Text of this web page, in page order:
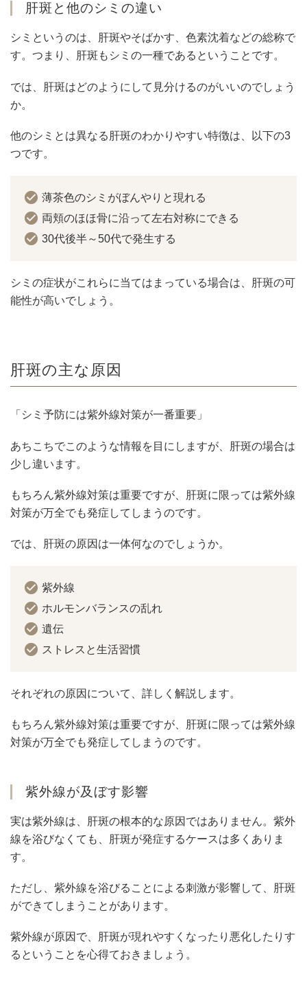
肝斑と他のシミの違い
シミというのは、肝斑やそばかす、色素沈着などの総称で
す。つまり、肝斑もシミの一種であるということです。
では、肝斑はどのようにして見分けるのがいいのでしょう
か。
他のシミとは異なる肝斑のわかりやすい特徴は、以下の3
つです。
薄茶色のシミがぼんやりと現れる
両頬のほほ骨に沿って左右対称にできる
30代後半～50代で発生する
シミの症状がこれらに当てはまっている場合は、肝斑の可
能性が高いでしょう。
肝斑の主な原因
「シミ予防には紫外線対策が一番重要」
あちこちでこのような情報を目にしますが、肝斑の場合は
少し違います。
もちろん紫外線対策は重要ですが、肝斑に限っては紫外線
対策が万全でも発症してしまうのです。
では、肝斑の原因は一体何なのでしょうか。
紫外線
ホルモンバランスの乱れ
遺伝
ストレスと生活習慣
それぞれの原因について、詳しく解説します。
もちろん紫外線対策は重要ですが、肝斑に限っては紫外線
対策が万全でも発症してしまうのです。
紫外線が及ぼす影響
実は紫外線は、肝斑の根本的な原因ではありません。紫外
線を浴びなくても、肝斑が発症するケースは多くありま
す。
ただし、紫外線を浴びることによる刺激が影響して、肝斑
ができてしまうことがあります。
紫外線が原因で、肝斑が現れやすくなったり悪化したりす
るということを心得ておきましょう。